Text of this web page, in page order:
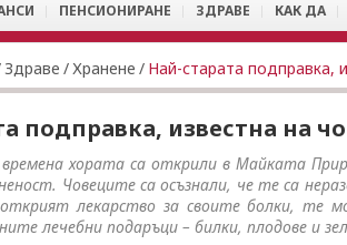
ПЕНСИОНИРАНЕ ЗДРАВЕ КАК ДА
Здраве /Хранене / Най-старата подправка,
подправка, известна на
хората са открили в Майката
Човеците са осъзнали, че те са
лекарство за своите болки, те
лечебни подаръци – билки, плодове и